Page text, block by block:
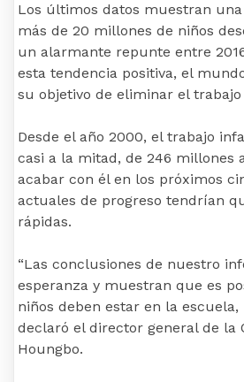
Los últimos datos muestran
más de 20 millones de niños
un alarmante repunte entre
esta tendencia positiva, el
su objetivo de eliminar el
Desde el año 2000, el trabajo
casi a la mitad, de 246 millones
acabar con él en los próximos
actuales de progreso tendrían
rápidas.
“Las conclusiones de nuestro
esperanza y muestran que es
niños deben estar en la escuela,
declaró el director general de la
Houngbo.